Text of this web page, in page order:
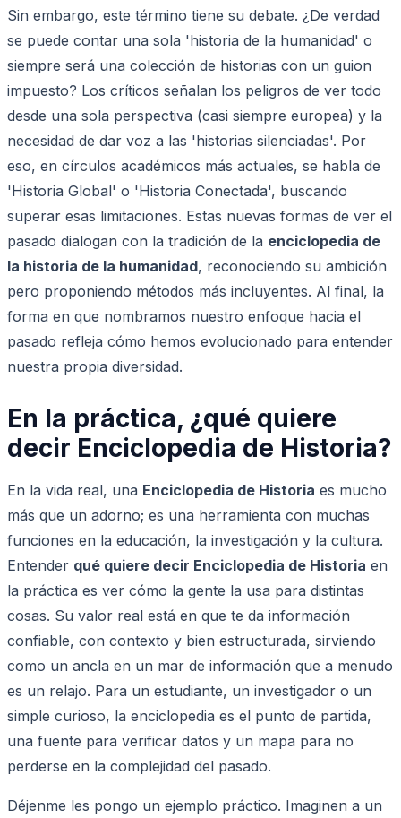
Sin embargo, este término tiene su debate. ¿De verdad
se puede contar una sola 'historia de la humanidad' o
siempre será una colección de historias con un guion
impuesto? Los críticos señalan los peligros de ver todo
desde una sola perspectiva (casi siempre europea) y la
necesidad de dar voz a las 'historias silenciadas'. Por
eso, en círculos académicos más actuales, se habla de
'Historia Global' o 'Historia Conectada', buscando
superar esas limitaciones. Estas nuevas formas de ver el
pasado dialogan con la tradición de la enciclopedia de
la historia de la humanidad, reconociendo su ambición
pero proponiendo métodos más incluyentes. Al final, la
forma en que nombramos nuestro enfoque hacia el
pasado refleja cómo hemos evolucionado para entender
nuestra propia diversidad.
En la práctica, ¿qué quiere
decir Enciclopedia de Historia?
En la vida real, una Enciclopedia de Historia es mucho
más que un adorno; es una herramienta con muchas
funciones en la educación, la investigación y la cultura.
Entender qué quiere decir Enciclopedia de Historia en
la práctica es ver cómo la gente la usa para distintas
cosas. Su valor real está en que te da información
confiable, con contexto y bien estructurada, sirviendo
como un ancla en un mar de información que a menudo
es un relajo. Para un estudiante, un investigador o un
simple curioso, la enciclopedia es el punto de partida,
una fuente para verificar datos y un mapa para no
perderse en la complejidad del pasado.
Déjenme les pongo un ejemplo práctico. Imaginen a un